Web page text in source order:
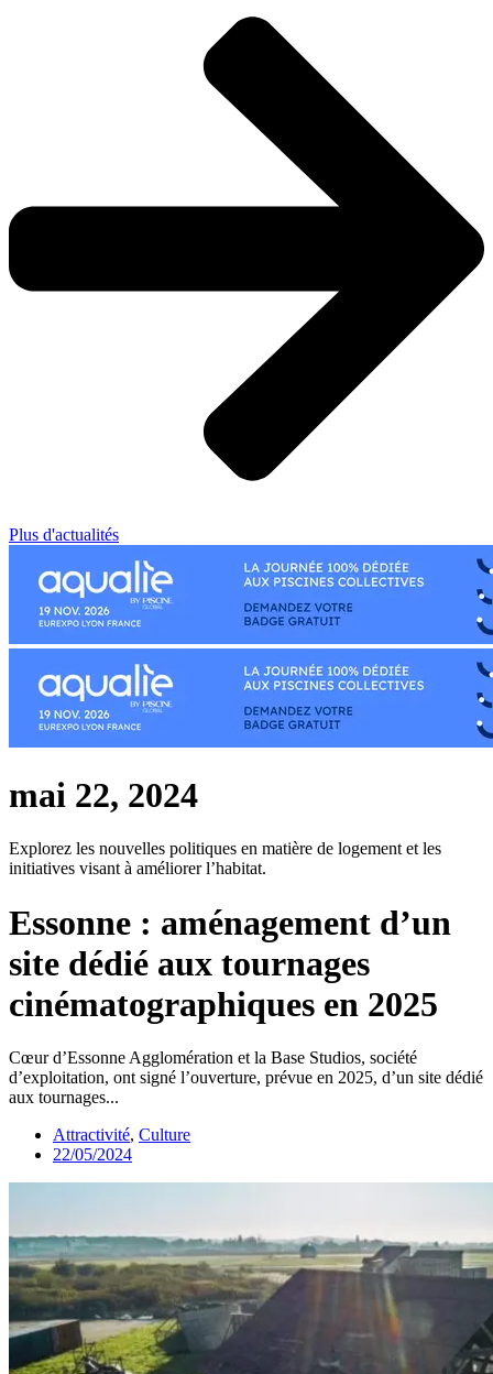
Plus d'actualités
mai 22, 2024
Explorez les nouvelles politiques en matière de logement et les
initiatives visant à améliorer l’habitat.
Essonne : aménagement d’un
site dédié aux tournages
cinématographiques en 2025
Cœur d’Essonne Agglomération et la Base Studios, société
d’exploitation, ont signé l’ouverture, prévue en 2025, d’un site dédié
aux tournages...
Attractivité, Culture
22/05/2024